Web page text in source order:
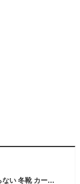
[IJGE] スノーブーツ ショート メンズ 防水 防滑 滑らない 冬靴 カーキ色ボア付き あったか スニーカー 26.5cm 軽量 アウトドア 冬用 裏起毛 防寒 保暖 快適 歩きやすい ウィンターブーツ 軽い 履きやすい 通勤 通学